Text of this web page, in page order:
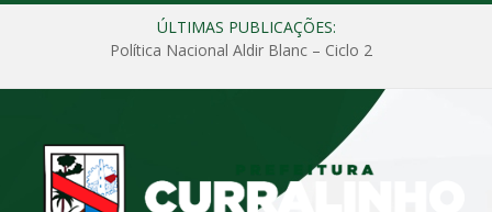
ÚLTIMAS PUBLICAÇÕES:
Política Nacional Aldir Blanc – Ciclo 2